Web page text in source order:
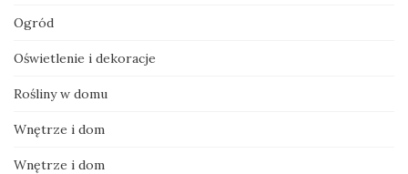
Ogród
Oświetlenie i dekoracje
Rośliny w domu
Wnętrze i dom
Wnętrze i dom